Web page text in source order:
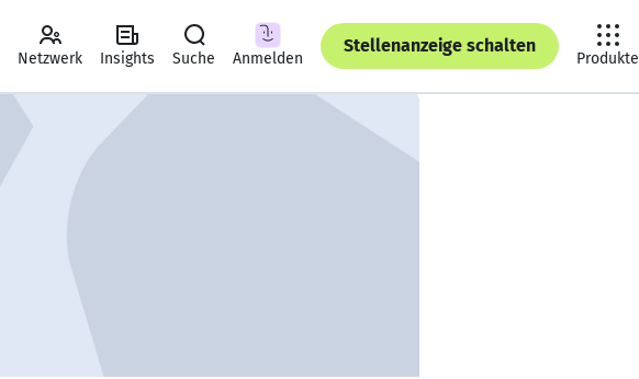
Netzwerk Insights Suche Anmelden
Stellenanzeige schalten
Produkte